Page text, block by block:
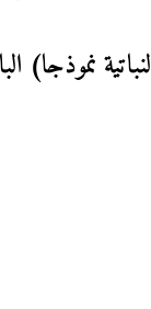
نموذجا)